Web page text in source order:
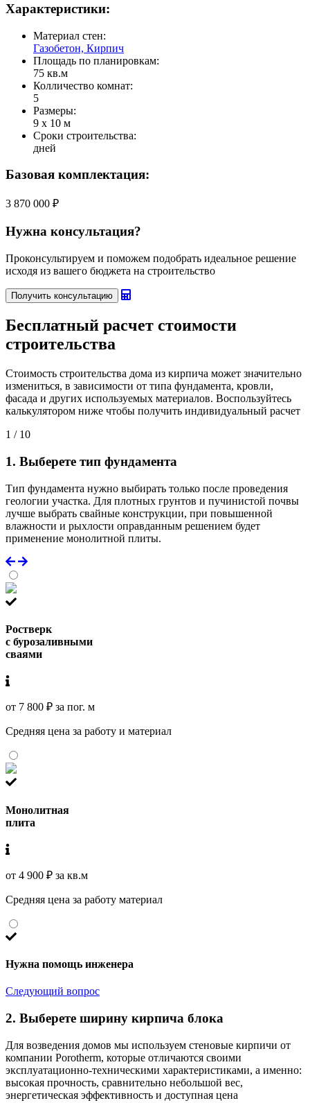
Характеристики:
Материал стен:
Газобетон, Кирпич
Площадь по планировкам:
75 кв.м
Колличество комнат:
5
Размеры:
9 x 10 м
Сроки строительства:
дней
Базовая комплектация:
3 870 000 ₽
Нужна консультация?
Проконсультируем и поможем подобрать идеальное решение
исходя из вашего бюджета на строительство
Получить консультацию
Бесплатный расчет стоимости
строительства
Стоимость строительства дома из кирпича может значительно
измениться, в зависимости от типа фундамента, кровли,
фасада и других используемых материалов. Воспользуйтесь
калькулятором ниже чтобы получить индивидуальный расчет
1 / 10
1. Выберете тип фундамента
Тип фундамента нужно выбирать только после проведения
геологии участка. Для плотных грунтов и пучинистой почвы
лучше выбрать свайные конструкции, при повышенной
влажности и рыхлости оправданным решением будет
применение монолитной плиты.
Ростверк
с бурозаливными
сваями
от 7 800 ₽ за пог. м
Средняя цена за работу и материал
Монолитная
плита
от 4 900 ₽ за кв.м
Средняя цена за работу материал
Нужна помощь инженера
Следующий вопрос
2. Выберете ширину кирпича блока
Для возведения домов мы используем стеновые кирпичи от
компании Porotherm, которые отличаются своими
эксплуатационно-техническими характеристиками, а именно:
высокая прочность, сравнительно небольшой вес,
энергетическая эффективность и доступная цена